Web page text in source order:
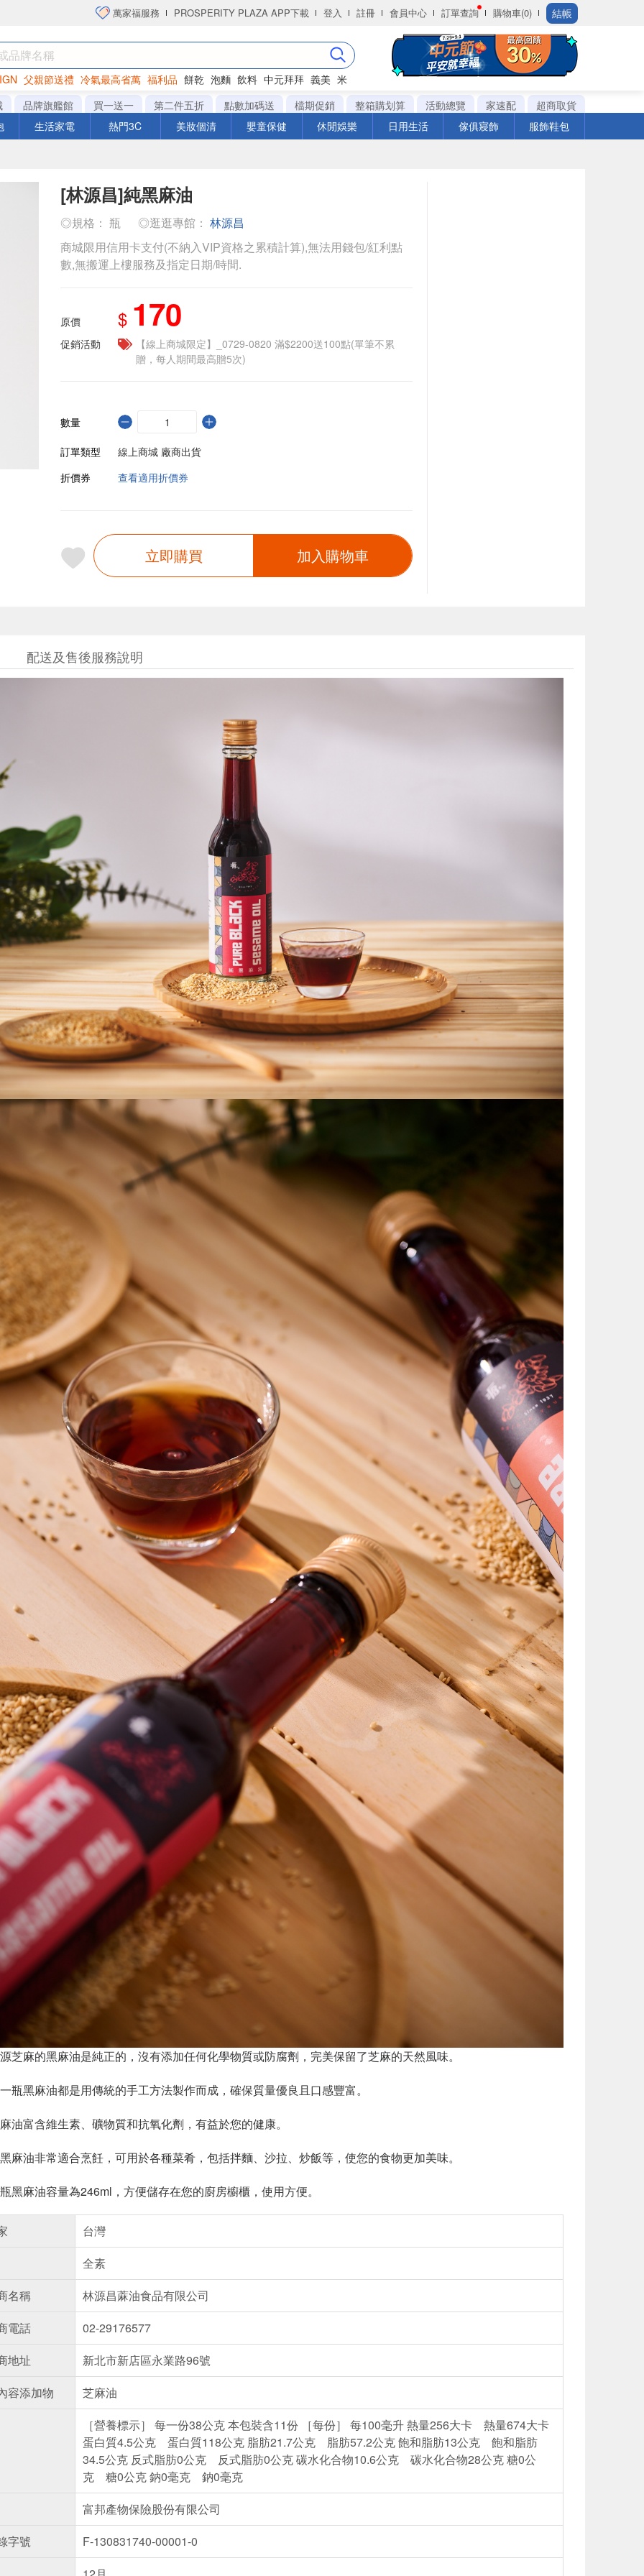
萬家福服務 PROSPERITY PLAZA APP下載 登入 註冊 會員中心 訂單查詢 購物車(0) 結帳
父親節送禮 冷氣最高省萬 福利品 餅乾 泡麵 飲料 中元拜拜 義美 米
洋芋片
品牌旗艦館 買一送一 第二件五折 點數加碼送 檔期促銷 整箱購划算 活動總覽 家速配
超商取貨
生活家電 熱門3C 美妝個清 嬰童保健 休閒娛樂 日用生活 傢俱寢飾 服飾鞋包
[林源昌]純黑麻油
◎規格： 瓶 ◎逛逛專館： 林源昌
商城限用信用卡支付(不納入VIP資格之累積計算),無法用錢包/紅利點
數,無搬運上樓服務及指定日期/時間.
原價 $ 170
促銷活動
【線上商城限定】_0729-0820 滿$2200送100點(單筆不累
贈，每人期間最高贈5次)
數量
訂單類型
線上商城 廠商出貨
折價券
查看適用折價券
立即購買 加入購物車
配送及售後服務說明
芝麻的黑麻油是純正的，沒有添加任何化學物質或防腐劑，完美保留了芝麻的天然風味。
瓶黑麻油都是用傳統的手工方法製作而成，確保質量優良且口感豐富。
油富含維生素、礦物質和抗氧化劑，有益於您的健康。
麻油非常適合烹飪，可用於各種菜肴，包括拌麵、沙拉、炒飯等，使您的食物更加美味。
黑麻油容量為246ml，方便儲存在您的廚房櫥櫃，使用方便。
台灣
全素
名稱
林源昌蔴油食品有限公司
電話
02-29176577
地址
新北市新店區永業路96號
容添加物
芝麻油
［營養標示］ 每一份38公克 本包裝含11份 ［每份］ 每100毫升 熱量256大卡 熱量674大卡
蛋白質4.5公克 蛋白質118公克 脂肪21.7公克 脂肪57.2公克 飽和脂肪13公克 飽和脂肪
34.5公克 反式脂肪0公克 反式脂肪0公克 碳水化合物10.6公克 碳水化合物28公克 糖0公
克 糖0公克 鈉0毫克 鈉0毫克
富邦產物保險股份有限公司
字號
F-130831740-00001-0